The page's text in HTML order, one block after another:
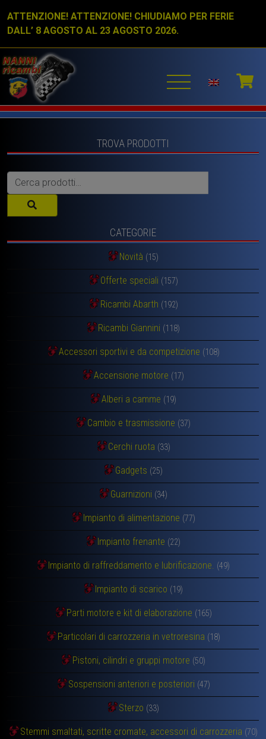
ATTENZIONE! ATTENZIONE! CHIUDIAMO PER FERIE
DALL’ 8 AGOSTO AL 23 AGOSTO 2026.
TROVA PRODOTTI
Cerca:
CATEGORIE
Novità (15)
Offerte speciali (157)
Ricambi Abarth (192)
Ricambi Giannini (118)
Accessori sportivi e da competizione (108)
Accensione motore (17)
Alberi a camme (19)
Cambio e trasmissione (37)
Cerchi ruota (33)
Gadgets (25)
Guarnizioni (34)
Impianto di alimentazione (77)
Impianto frenante (22)
Impianto di raffreddamento e lubrificazione. (49)
Impianto di scarico (19)
Parti motore e kit di elaborazione (165)
Particolari di carrozzeria in vetroresina (18)
Pistoni, cilindri e gruppi motore (50)
Sospensioni anteriori e posteriori (47)
Sterzo (33)
Stemmi smaltati, scritte cromate, accessori di carrozzeria (70)